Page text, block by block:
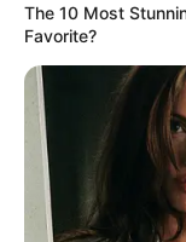
The 10 Most
Favorite?